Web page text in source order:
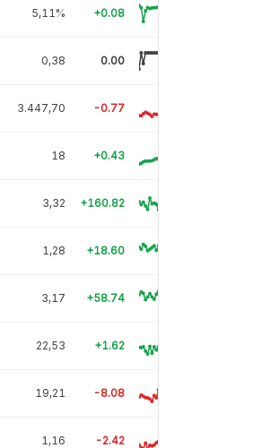
5,11% +0.08
0,38 0.00
3.447,70 -0.77
18 +0.43
3,32 +160.82
1,28 +18.60
3,17 +58.74
22,53 +1.62
19,21 -8.08
1,16 -2.42